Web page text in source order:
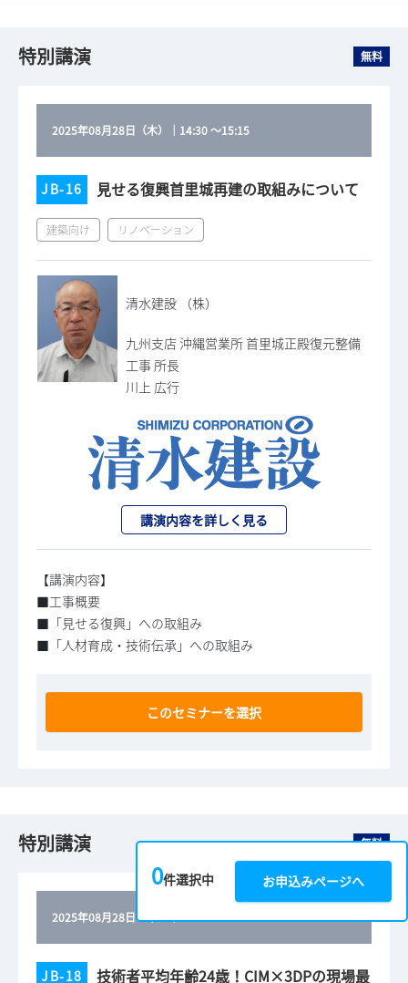
特別講演 無料
2025年08月28日（木） ｜ 14:30～15:15
JB-16 見せる復興首里城再建の取組みについて
建築向け リノベーション
清水建設 （株）
九州支店 沖縄営業所 首里城正殿復元整備
工事 所長
川上 広行
講演内容を詳しく見る
【講演内容】
■工事概要
■「見せる復興」への取組み
■「人材育成・技術伝承」への取組み
このセミナーを選択
特別講演 無料
2025年08月28日（木）｜14:30～15:15
JB-18 技術者平均年齢24歳！CIM×3DPの現場最
0件選択中 お申込みページへ